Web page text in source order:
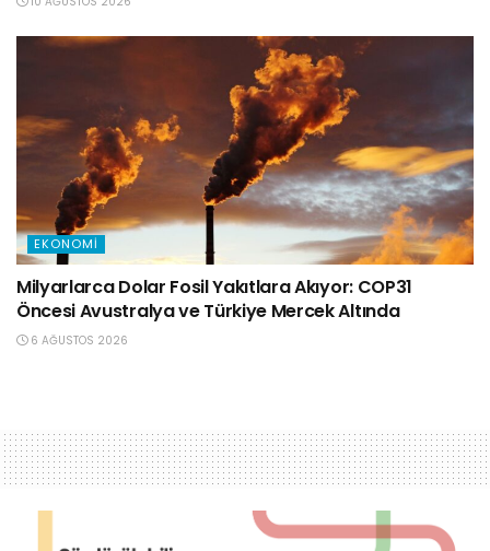
EKONOMI
Milyarlarca Dolar Fosil Yakıtlara Akıyor: COP31
Öncesi Avustralya ve Türkiye Mercek Altında
6 AĞUSTOS 2026